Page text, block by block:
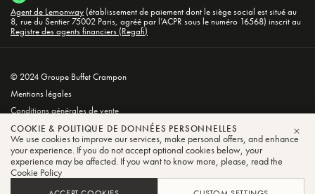
Agent de Lemonway (établissement de paiement dont le siège social est situé au
8, rue du Sentier 75002 Paris, agréé par l’ACPR sous le numéro 16568) inscrit au
Registre des agents financiers (Regafi)
© 2024 Groupe Buffet Crampon
Mentions légales
Conditions générales de vente
Politique de confidentialité et de cookies
COOKIE & POLITIQUE DE DONNÉES PERSONNELLES
We use cookies to improve our services, make personal offers, and enhance
your experience. If you do not accept optional cookies below, your
experience may be affected. If you want to know more, please, read the
Cookie Policy